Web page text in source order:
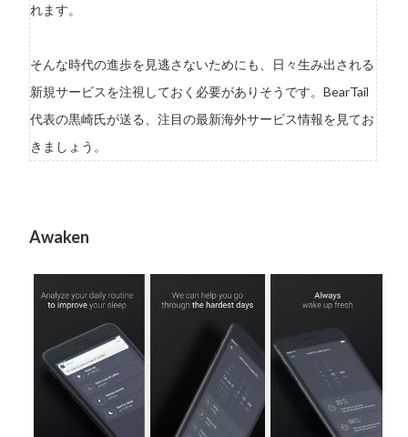
れます。
そんな時代の進歩を見逃さないためにも、日々生み出される
新規サービスを注視しておく必要がありそうです。BearTail
代表の黒崎氏が送る、注目の最新海外サービス情報を見てお
きましょう。
Awaken